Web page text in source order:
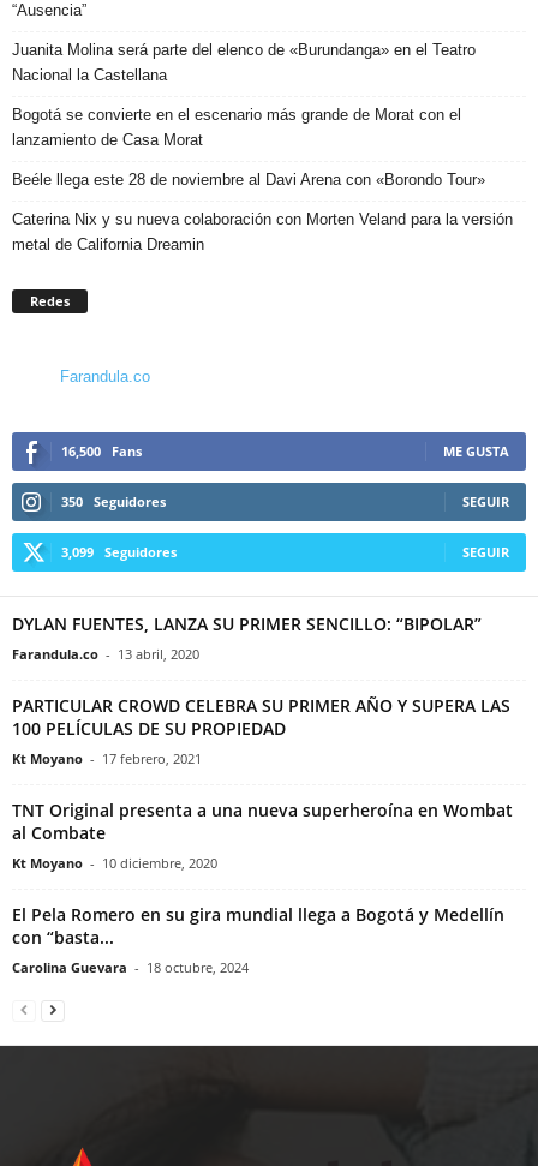
“Ausencia”
Juanita Molina será parte del elenco de «Burundanga» en el Teatro
Nacional la Castellana
Bogotá se convierte en el escenario más grande de Morat con el
lanzamiento de Casa Morat
Beéle llega este 28 de noviembre al Davi Arena con «Borondo Tour»
Caterina Nix y su nueva colaboración con Morten Veland para la versión
metal de California Dreamin
Redes
Farandula.co
16,500 Fans ME GUSTA
350 Seguidores SEGUIR
3,099 Seguidores SEGUIR
DYLAN FUENTES, LANZA SU PRIMER SENCILLO: “BIPOLAR”
Farandula.co - 13 abril, 2020
PARTICULAR CROWD CELEBRA SU PRIMER AÑO Y SUPERA LAS
100 PELÍCULAS DE SU PROPIEDAD
Kt Moyano - 17 febrero, 2021
TNT Original presenta a una nueva superheroína en Wombat
al Combate
Kt Moyano - 10 diciembre, 2020
El Pela Romero en su gira mundial llega a Bogotá y Medellín
con “basta...
Carolina Guevara - 18 octubre, 2024